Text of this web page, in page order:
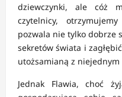
dziewczynki, ale cóż
czytelnicy,
pozwala nie tylko dobrze
sekretów świata i
utożsamianą z niejednym
Jednak Flawia, choć